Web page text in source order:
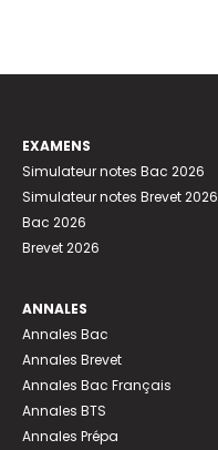
EXAMENS
Simulateur notes Bac 2026
Simulateur notes Brevet 2026
Bac 2026
Brevet 2026
ANNALES
Annales Bac
Annales Brevet
Annales Bac Français
Annales BTS
Annales Prépa